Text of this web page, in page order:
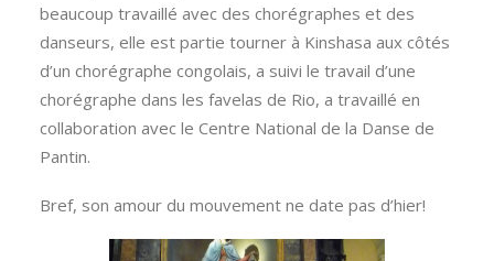
beaucoup travaillé avec des chorégraphes et des
danseurs, elle est partie tourner à Kinshasa aux côtés
d’un chorégraphe congolais, a suivi le travail d’une
chorégraphe dans les favelas de Rio, a travaillé en
collaboration avec le Centre National de la Danse de
Pantin.
Bref, son amour du mouvement ne date pas d’hier!